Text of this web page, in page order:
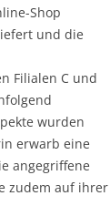
Shop
und die
Filialen C und
wurden
erwarb eine
angegriffene
zudem auf ihrer